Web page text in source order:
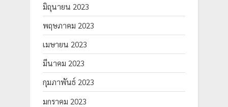
มิถุนายน 2023
พฤษภาคม 2023
เมษายน 2023
มีนาคม 2023
กุมภาพันธ์ 2023
มกราคม 2023